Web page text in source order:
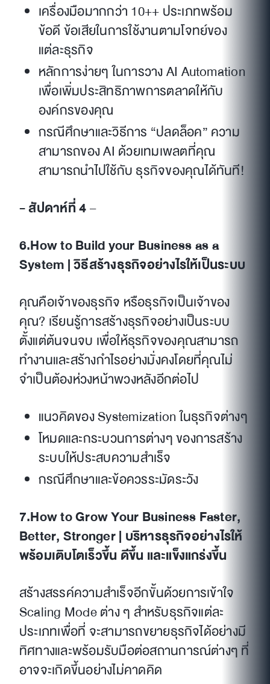
เครื่องมือมากกว่า 10++ ประเภทพร้อม
ข้อดี ข้อเสียในการใช้งานตามโจทย์ของ
แต่ละธุรกิจ
หลักการง่ายๆ ในการวาง AI Automation
เพื่อเพิ่มประสิทธิภาพการตลาดให้กับ
องค์กรของคุณ
กรณีศึกษาและวิธีการ “ปลดล็อค” ความ
สามารถของ AI ด้วยเทมเพลตที่คุณ
สามารถนำไปใช้กับ ธุรกิจของคุณได้ทันที!
- สัปดาห์ที่ 4–
6.How to Build your Business as a
System | วิธีสร้างธุรกิจอย่างไรให้เป็นระบบ
คุณคือเจ้าของธุรกิจ หรือธุรกิจเป็นเจ้าของ
คุณ? เรียนรู้การสร้างธุรกิจอย่างเป็นระบบ
ตั้งแต่ต้นจนจบ เพื่อให้ธุรกิจของคุณสามารถ
ทำงานและสร้างกำไรอย่างมั่งคงโดยที่คุณไม่
จำเป็นต้องห่วงหน้าพวงหลังอีกต่อไป
แนวคิดของ Systemization ในธุรกิจต่างๆ
โหมดและกระบวนการต่างๆ ของการสร้าง
ระบบให้ประสบความสำเร็จ
กรณีศึกษาและข้อควรระมัดระวัง
7.How to Grow Your Business Faster,
Better, Stronger | บริหารธุรกิจอย่างไรให้
พร้อมเติบโตเร็วขึ้น ดีขึ้น และแข็งแกร่งขึ้น
สร้างสรรค์ความสำเร็จอีกขั้นด้วยการเข้าใจ
Scaling Mode ต่าง ๆ สำหรับธุรกิจแต่ละ
ประเภทเพื่อที่ จะสามารถขยายธุรกิจได้อย่างมี
ทิศทางและพร้อมรับมือต่อสถานการณ์ต่างๆ ที่
อาจจะเกิดขึ้นอย่างไม่คาดคิด